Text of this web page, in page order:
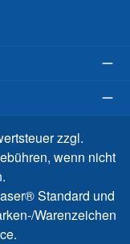
zzgl.
wenn nicht
Standard und
Warenzeichen